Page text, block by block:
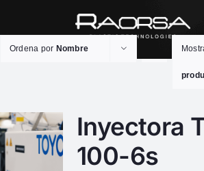
Ordena por Nombre
Inyectora
100-6s